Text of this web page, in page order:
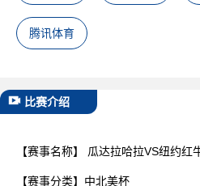
腾讯体育
比赛介绍
【赛事名称】 瓜达拉哈拉VS纽约红
【赛事分类】 中北美杯